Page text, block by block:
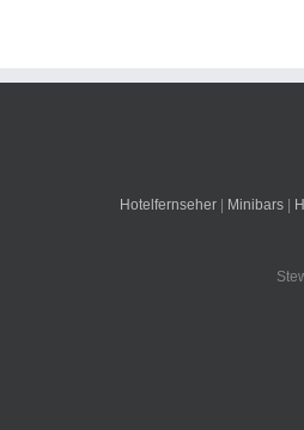
Hotelfernseher| Minibars|